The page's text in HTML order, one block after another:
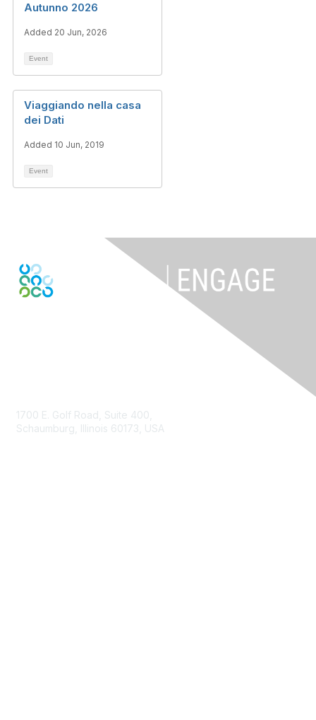
Autunno 2026
Added 20 Jun, 2026
Event
Viaggiando nella casa
dei Dati
Added 10 Jun, 2019
Event
1700 E. Golf Road, Suite 400,
Schaumburg, Illinois 60173, USA